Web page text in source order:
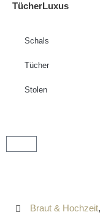
TücherLuxus
Schals
Tücher
Stolen
Braut & Hochzeit,